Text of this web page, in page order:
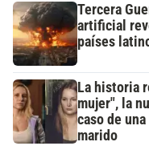
Tercera
artificial
países
La historia
mujer", la
caso de
marido